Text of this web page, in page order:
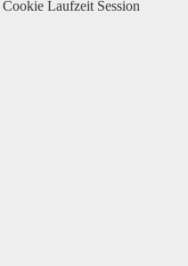
Cookie Laufzeit Session